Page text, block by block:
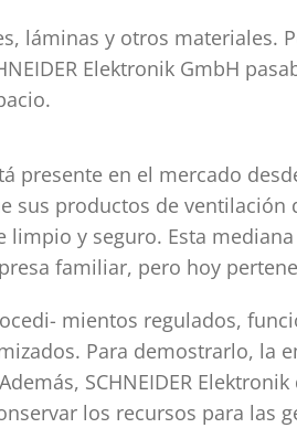
láminas y otros materiales.
Elektronik GmbH
presente en el mercado
sus productos de ventilación
y seguro. Esta
familiar, pero hoy
mientos regulados,
Para demostrarlo, la
SCHNEIDER
los recursos para las